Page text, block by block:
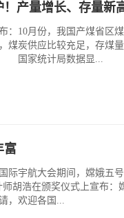
产量增长、存量新
10月份，我国产煤省区煤
煤炭供应比较充足，存煤
国家统计局数据显...
富
宇航大会期间，嫦娥五号
师胡浩在颁奖仪式上宣布：
，欢迎各国...